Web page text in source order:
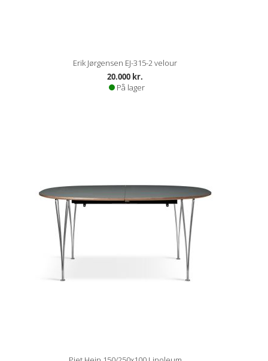
Erik Jørgensen EJ-315-2 velour
20.000 kr.
På lager